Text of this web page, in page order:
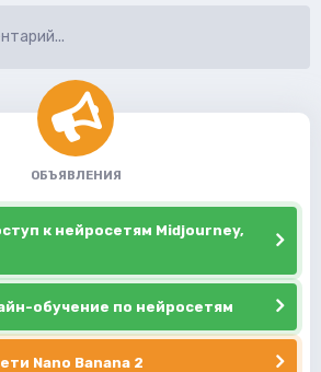
ОБЪЯВЛЕНИЯ
к нейросетям Midjourney,
обучение по нейросетям
Nano Banana 2